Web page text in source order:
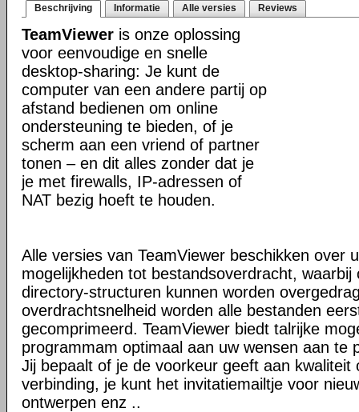
Beschrijving Informatie Alle versies Reviews
TeamViewer is onze oplossing
voor eenvoudige en snelle
desktop-sharing: Je kunt de
computer van een andere partij op
afstand bedienen om online
ondersteuning te bieden, of je
scherm aan een vriend of partner
tonen – en dit alles zonder dat je
je met firewalls, IP-adressen of
NAT bezig hoeft te houden.
Alle versies van TeamViewer beschikken over
mogelijkheden tot bestandsoverdracht, waarbij
directory-structuren kunnen worden
overdrachtsnelheid worden alle bestanden
gecomprimeerd. TeamViewer biedt talrijke
programmam optimaal aan uw wensen aan te
Jij bepaalt of je de voorkeur geeft aan kwaliteit
verbinding, je kunt het invitatiemailtje voor
ontwerpen enz ..